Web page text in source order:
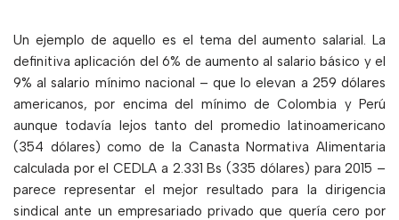
Un ejemplo de aquello es el tema del aumento salarial. La
definitiva aplicación del 6% de aumento al salario básico y el
9% al salario mínimo nacional – que lo elevan a 259 dólares
americanos, por encima del mínimo de Colombia y Perú
aunque todavía lejos tanto del promedio latinoamericano
(354 dólares) como de la Canasta Normativa Alimentaria
calculada por el CEDLA a 2.331 Bs (335 dólares) para 2015 –
parece representar el mejor resultado para la dirigencia
sindical ante un empresariado privado que quería cero por